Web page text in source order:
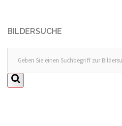
BILDERSUCHE